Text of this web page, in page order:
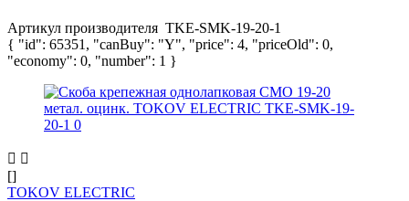
Артикул производителя TKE-SMK-19-20-1
{ "id": 65351, "canBuy": "Y", "price": 4, "priceOld": 0,
"economy": 0, "number": 1 }
[]
TOKOV ELECTRIC